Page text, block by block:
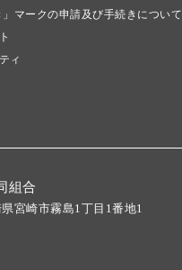
」マークの申請及び手続きについて
ィ
組合
宮崎市霧島1丁目1番地1